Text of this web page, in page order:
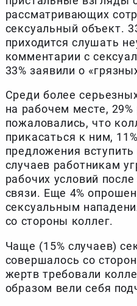
рассматривающих
сексуальный объект.
приходится слушать
комментарии с
33% заявили о
Среди более
на рабочем месте,
пожаловались, что
прикасаться к ним,
предложения вступить
случаев работникам
рабочих условий
связи. Еще 4%
сексуальным
со стороны коллег.
Чаще (15% случаев)
совершалось со
жертв требовали
образом вели себя